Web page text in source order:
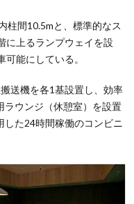
柱間10.5mと、標準的なス
に上るランプウェイを設
能にしている。
送機を各1基設置し、効率
ラウンジ（休憩室）を設置
した24時間稼働のコンビニ